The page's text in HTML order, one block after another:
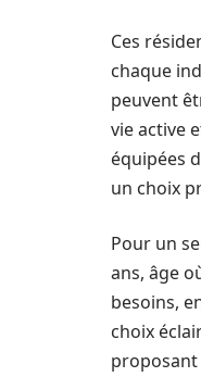
Ces
chaque
peuvent
vie active
équipées
un choix
Pour un
ans, âge
besoins,
choix
proposant